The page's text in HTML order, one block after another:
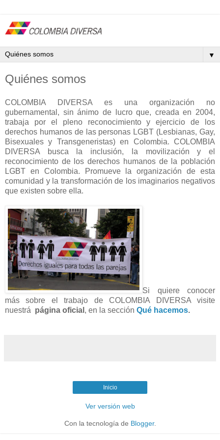
▼
Quiénes somos
COLOMBIA DIVERSA es una organización no
gubernamental, sin ánimo de lucro que, creada en 2004,
trabaja por el pleno reconocimiento y ejercicio de los
derechos humanos de las personas LGBT (Lesbianas, Gay,
Bisexuales y Transgeneristas) en Colombia. COLOMBIA
DIVERSA busca la inclusión, la movilización y el
reconocimiento de los derechos humanos de la población
LGBT en Colombia. Promueve la organización de esta
comunidad y la transformación de los imaginarios negativos
que existen sobre ella.
Si quiere conocer
más sobre el trabajo de COLOMBIA DIVERSA visite
nuestrá página oficial , en la sección Qué hacemos.
Inicio
Ver versión web
Con la tecnología de Blogger.